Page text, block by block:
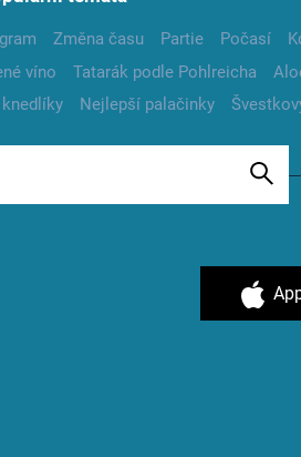
Změna času Partie Počasí
víno Tatarák podle Pohlreicha
Nejlepší palačinky